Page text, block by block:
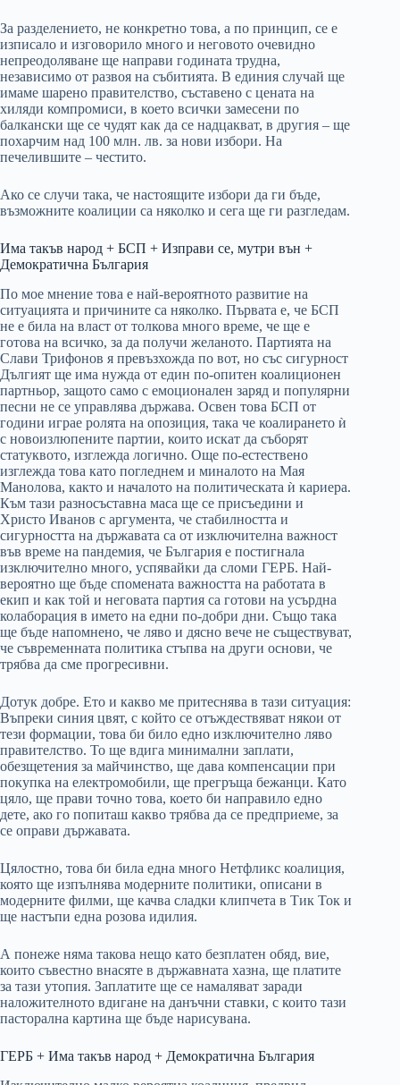
За разделението, не конкретно това, а по принцип, се е
изписало и изговорило много и неговото очевидно
непреодоляване ще направи годината трудна,
независимо от развоя на събитията. В единия случай ще
имаме шарено правителство, съставено с цената на
хиляди компромиси, в което всички замесени по
балкански ще се чудят как да се надцакват, в другия – ще
похарчим над 100 млн. лв. за нови избори. На
печелившите – честито.
Ако се случи така, че настоящите избори да ги бъде,
възможните коалиции са няколко и сега ще ги разгледам.
Има такъв народ + БСП + Изправи се, мутри вън +
Демократична България
По мое мнение това е най-вероятното развитие на
ситуацията и причините са няколко. Първата е, че БСП
не е била на власт от толкова много време, че ще е
готова на всичко, за да получи желаното. Партията на
Слави Трифонов я превъзхожда по вот, но със сигурност
Дългият ще има нужда от един по-опитен коалиционен
партньор, защото само с емоционален заряд и популярни
песни не се управлява държава. Освен това БСП от
години играе ролята на опозиция, така че коалирането ѝ
с новоизлюпените партии, които искат да съборят
статуквото, изглежда логично. Още по-естествено
изглежда това като погледнем и миналото на Мая
Манолова, както и началото на политическата ѝ кариера.
Към тази разносъставна маса ще се присъедини и
Христо Иванов с аргумента, че стабилността и
сигурността на държавата са от изключителна важност
във време на пандемия, че България е постигнала
изключително много, успявайки да сломи ГЕРБ. Най-
вероятно ще бъде спомената важността на работата в
екип и как той и неговата партия са готови на усърдна
колаборация в името на едни по-добри дни. Също така
ще бъде напомнено, че ляво и дясно вече не съществуват,
че съвременната политика стъпва на други основи, че
трябва да сме прогресивни.
Дотук добре. Ето и какво ме притеснява в тази ситуация:
Въпреки синия цвят, с който се отъждествяват някои от
тези формации, това би било едно изключително ляво
правителство. То ще вдига минимални заплати,
обезщетения за майчинство, ще дава компенсации при
покупка на електромобили, ще прегръща бежанци. Като
цяло, ще прави точно това, което би направило едно
дете, ако го попиташ какво трябва да се предприеме, за
се оправи държавата.
Цялостно, това би била една много Нетфликс коалиция,
която ще изпълнява модерните политики, описани в
модерните филми, ще качва сладки клипчета в Тик Ток и
ще настъпи една розова идилия.
А понеже няма такова нещо като безплатен обяд, вие,
които съвестно внасяте в държавната хазна, ще платите
за тази утопия. Заплатите ще се намаляват заради
наложителното вдигане на данъчни ставки, с които тази
пасторална картина ще бъде нарисувана.
ГЕРБ + Има такъв народ + Демократична България